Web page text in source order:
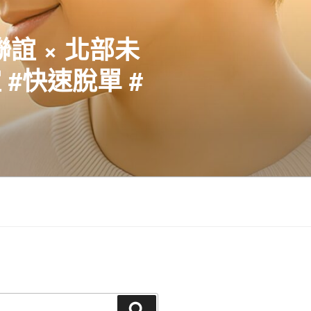
誼 × 北部未
快速脫單 #